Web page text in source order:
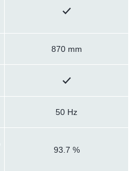
870 mm
50 Hz
93.7 %